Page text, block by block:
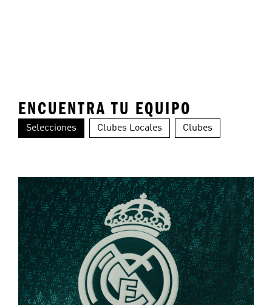
ENCUENTRA TU EQUIPO
Selecciones Clubes Locales Clubes
Colombia Alemania